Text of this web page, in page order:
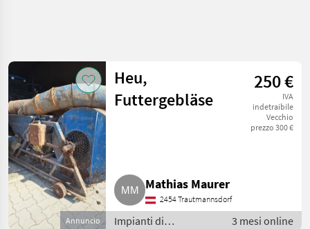
Annuncio
Heu,
Futtergebläse
250 €
IVA
indetraibile
Vecchio
prezzo 300 €
Mathias Maurer
2454 Trautmannsdorf
Impianti di
3 mesi online